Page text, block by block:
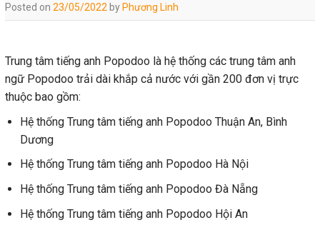
Posted on 23/05/2022 by Phương Linh
Trung tâm tiếng anh Popodoo là hệ thống các trung tâm anh
ngữ Popodoo trải dài khắp cả nước với gần 200 đơn vị trực
thuộc bao gồm:
Hệ thống Trung tâm tiếng anh Popodoo Thuận An, Bình
Dương
Hệ thống Trung tâm tiếng anh Popodoo Hà Nội
Hệ thống Trung tâm tiếng anh Popodoo Đà Nẵng
Hệ thống Trung tâm tiếng anh Popodoo Hội An